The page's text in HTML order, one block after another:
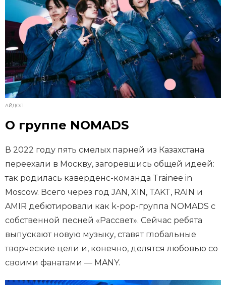
АЙДОЛ
О группе NOMADS
В 2022 году пять смелых парней из Казахстана
переехали в Москву, загоревшись общей идеей:
так родилась каверденс-команда Trainee in
Moscow. Всего через год JAN, XIN, TAKT, RAIN и
AMIR дебютировали как k-pop-группа NOMADS с
собственной песней «Рассвет». Сейчас ребята
выпускают новую музыку, ставят глобальные
творческие цели и, конечно, делятся любовью со
своими фанатами — MANY.